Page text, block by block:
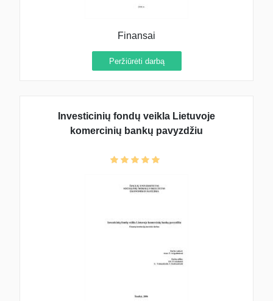
Finansai
Peržiūrėti darbą
Investicinių fondų veikla Lietuvoje
komercinių bankų pavyzdžiu